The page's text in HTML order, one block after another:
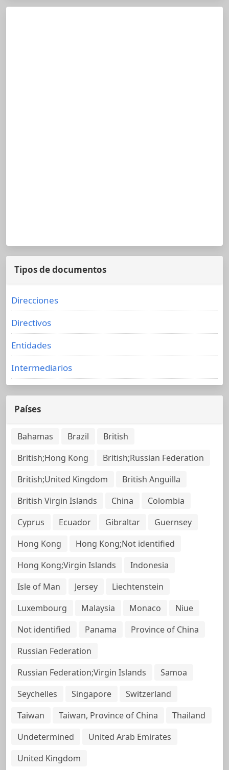
Tipos de documentos
Direcciones
Directivos
Entidades
Intermediarios
Países
Bahamas Brazil
British
British;Hong Kong
British;Russian Federation
British;United Kingdom
British Anguilla
British Virgin Islands
China
Colombia
Cyprus
Ecuador Gibraltar
Guernsey
Hong Kong
Hong Kong;Not identified
Hong Kong;Virgin Islands
Indonesia
Isle of Man
Jersey
Liechtenstein
Luxembourg
Malaysia Monaco
Niue
Not identified
Panama
Province of China
Russian Federation
Russian Federation;Virgin Islands
Samoa
Seychelles
Singapore
Switzerland
Taiwan
Taiwan, Province of China
Thailand
Undetermined
United Arab Emirates
United Kingdom